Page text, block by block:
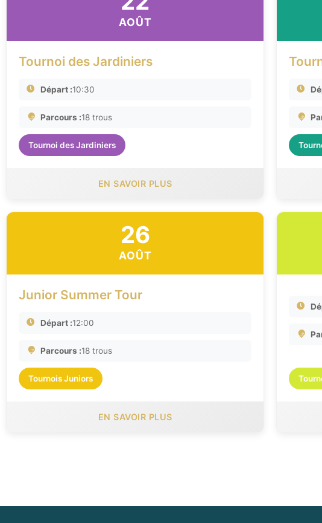
AOÛT
Tournoi des Jardiniers
Départ :10:30
Parcours :18 trous
Tournoi des Jardiniers
EN SAVOIR PLUS
26
AOÛT
Junior Summer Tour
Départ :12:00
Parcours :18 trous
Tournois Juniors
EN SAVOIR PLUS